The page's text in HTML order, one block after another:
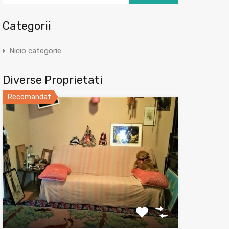
Categorii
Nicio categorie
Diverse Proprietati
Recomandat